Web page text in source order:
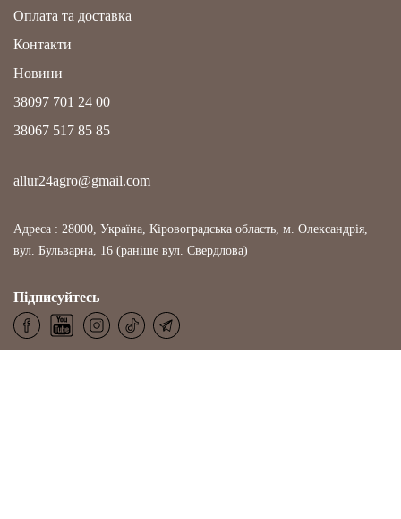
Оплата та доставка
Контакти
Новини
38097 701 24 00
38067 517 85 85
allur24agro@gmail.com
Адреса : 28000, Україна, Кіровоградська область, м. Олександрія,
вул. Бульварна, 16 (раніше вул. Свердлова)
Підписуйтесь